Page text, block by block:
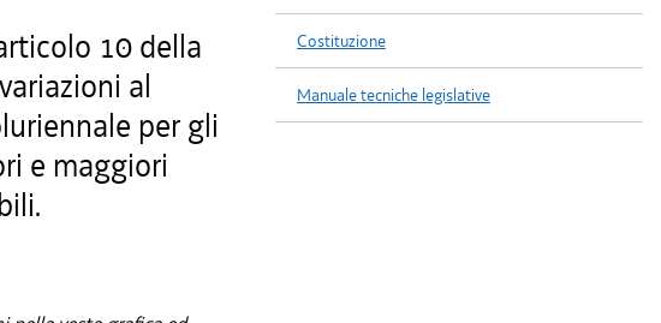
10 della
al
per gli
e maggiori
Costituzione
Manuale tecniche legislative